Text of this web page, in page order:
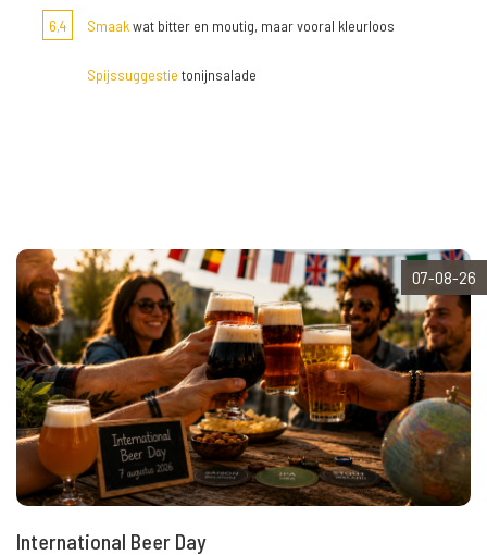
6,4 Smaakwat bitter en moutig, maar vooral kleurloos
Spijssuggestie tonijnsalade
07-08-26
International Beer Day